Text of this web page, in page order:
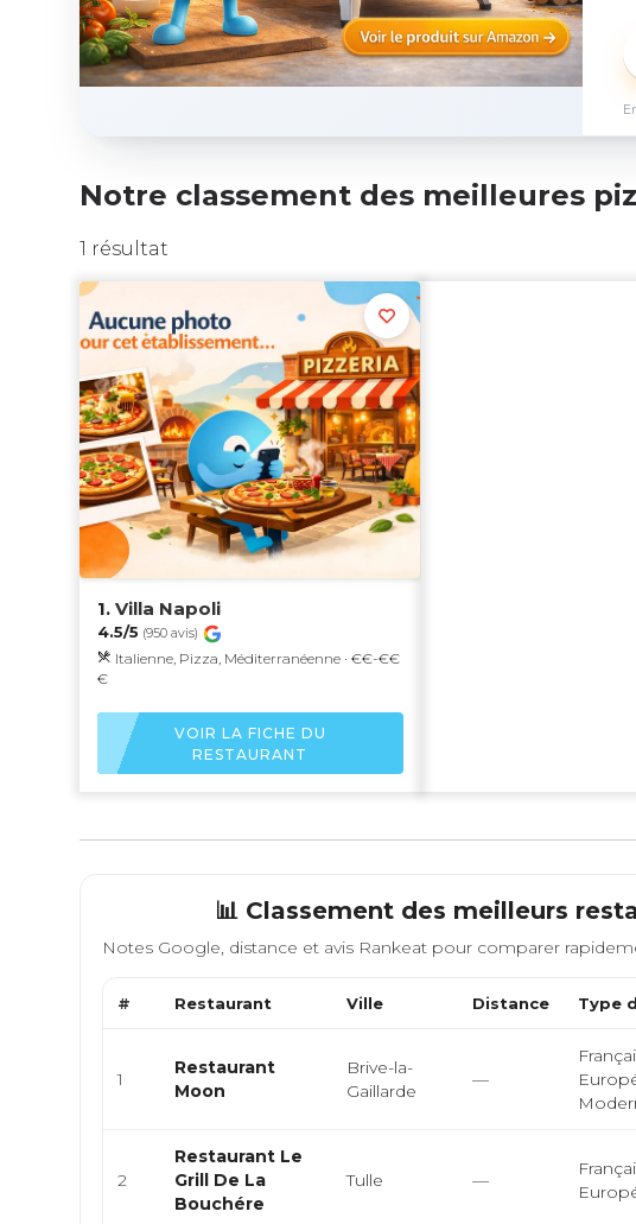
Notre classement des meilleures
1 résultat
1.Villa Napoli
4.5/5 (950 avis)
Italienne, Pizza, Méditerranéenne · €€-€€
€
VOIR LA FICHE DU
RESTAURANT
📊 Classement des meilleurs
Notes Google, distance et avis Rankeat pour comparer
# Restaurant Ville Distance Type
1
Restaurant
Moon
Brive-la-
Gaillarde
—
2
Restaurant Le
Grill De La
Bouchére
Tulle —